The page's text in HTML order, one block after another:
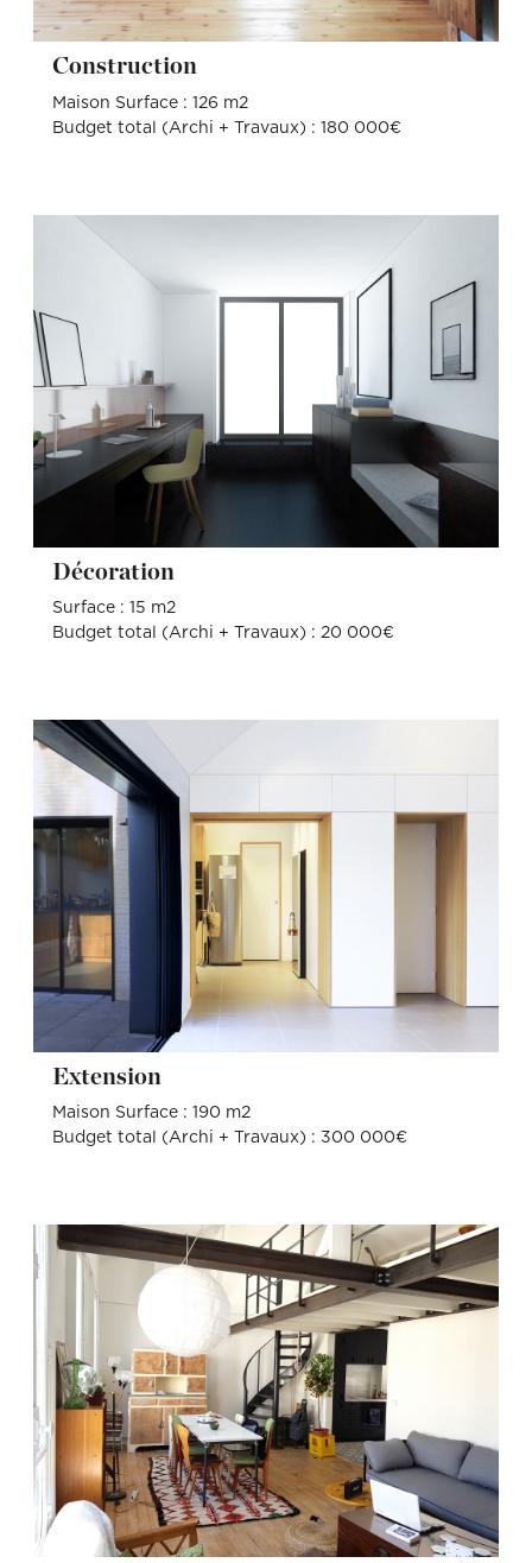
Construction
Maison Surface : 126 m2
Budget total (Archi + Travaux) : 180 000€
Décoration
Surface : 15 m2
Budget total (Archi + Travaux) : 20 000€
Extension
Maison Surface : 190 m2
Budget total (Archi + Travaux) : 300 000€